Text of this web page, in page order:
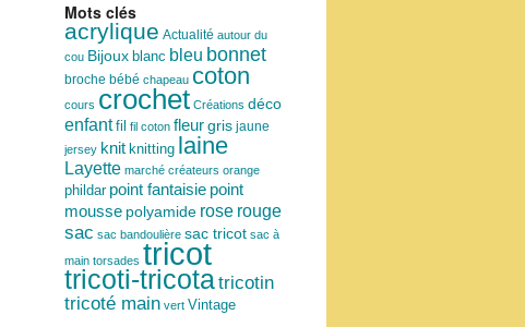
Mots clés
acrylique Actualité autour du
cou Bijoux blanc bleu bonnet
broche bébé chapeau coton
cours crochet Créations déco
enfant fil fil coton fleur gris jaune
jersey knit knitting laine
Layette marché créateurs orange
phildar point fantaisie point
mousse polyamide rose rouge
sac sac bandoulière sac tricot sac à
main torsades tricot
tricoti-tricotatricotin
tricoté main vert Vintage